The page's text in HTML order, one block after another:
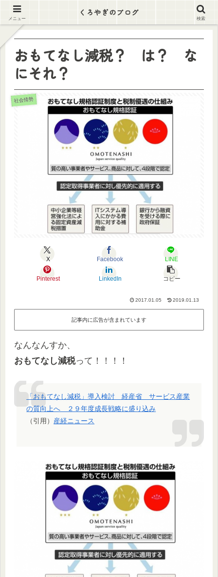
逃げ出そう この労働地獄から
おもてなし減税？ は？ な
にそれ？
社会情勢
X Facebook LINE
Pinterest LinkedIn コピー
2017.01.05 2019.01.13
記事内に広告が含まれています
なんなんすか、
おもてなし減税って！！！！
「おもてなし減税」導入検討 経産省 サービス産業
の質向上へ ２９年度成長戦略に盛り込み
（引用） 産経ニュース
メニュー
くろやぎのブログ
検索